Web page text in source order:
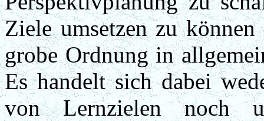
Ziele umsetzen zu
grobe Ordnung in
Es handelt sich dabei
von Lernzielen noch